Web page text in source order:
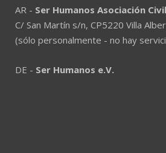
AR - Ser Humanos Asociación Civil
C/ San Martín s/n, CP5220 Villa
(sólo personalmente - no hay
DE - Ser Humanos e.V.